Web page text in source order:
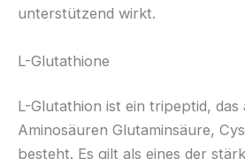
unterstützend wirkt.
L-Glutathione
L-Glutathion ist ein tripeptid, das
Aminosäuren Glutaminsäure,
besteht. Es gilt als eines der